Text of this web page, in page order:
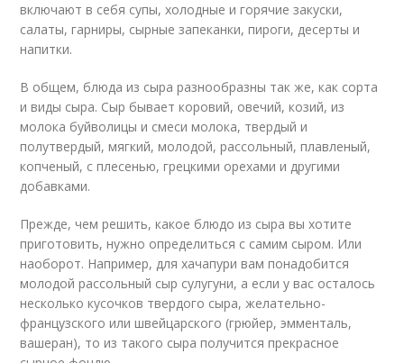
включают в себя супы, холодные и горячие закуски,
салаты, гарниры, сырные запеканки, пироги, десерты и
напитки.
В общем, блюда из сыра разнообразны так же, как сорта
и виды сыра. Сыр бывает коровий, овечий, козий, из
молока буйволицы и смеси молока, твердый и
полутвердый, мягкий, молодой, рассольный, плавленый,
копченый, с плесенью, грецкими орехами и другими
добавками.
Прежде, чем решить, какое блюдо из сыра вы хотите
приготовить, нужно определиться с самим сыром. Или
наоборот. Например, для хачапури вам понадобится
молодой рассольный сыр сулугуни, а если у вас осталось
несколько кусочков твердого сыра, желательно-
французского или швейцарского (грюйер, эмменталь,
вашеран), то из такого сыра получится прекрасное